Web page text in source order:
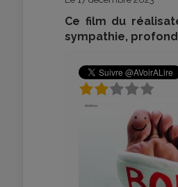
Ce film du
sympathie,